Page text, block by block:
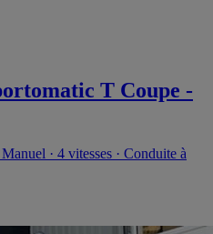
T Coupe -
· 4 vitesses · Conduite à